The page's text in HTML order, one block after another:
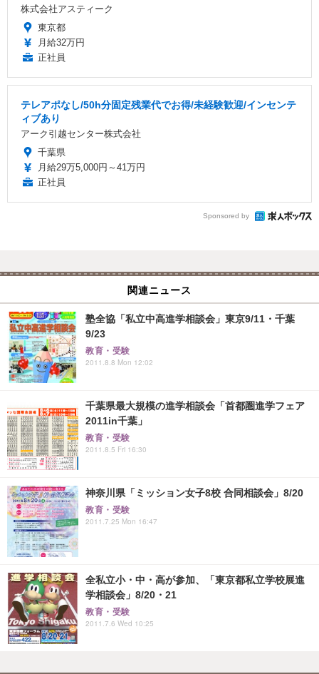
株式会社アスティーク
東京都
月給32万円
正社員
テレアポなし/50h分固定残業代でお得/未経験歓迎/インセンテ
ィブあり
アーク引越センター株式会社
千葉県
月給29万5,000円～41万円
正社員
Sponsored by
関連ニュース
塾全協「私立中高進学相談会」東京9/11・千葉
9/23
教育・受験
2011.8.8 Mon 12:02
千葉県最大規模の進学相談会「首都圏進学フェア
2011in千葉」
教育・受験
2011.8.5 Fri 16:30
神奈川県「ミッション女子8校 合同相談会」8/20
教育・受験
2011.7.25 Mon 16:47
全私立小・中・高が参加、「東京都私立学校展進
学相談会」8/20・21
教育・受験
2011.7.6 Wed 10:25